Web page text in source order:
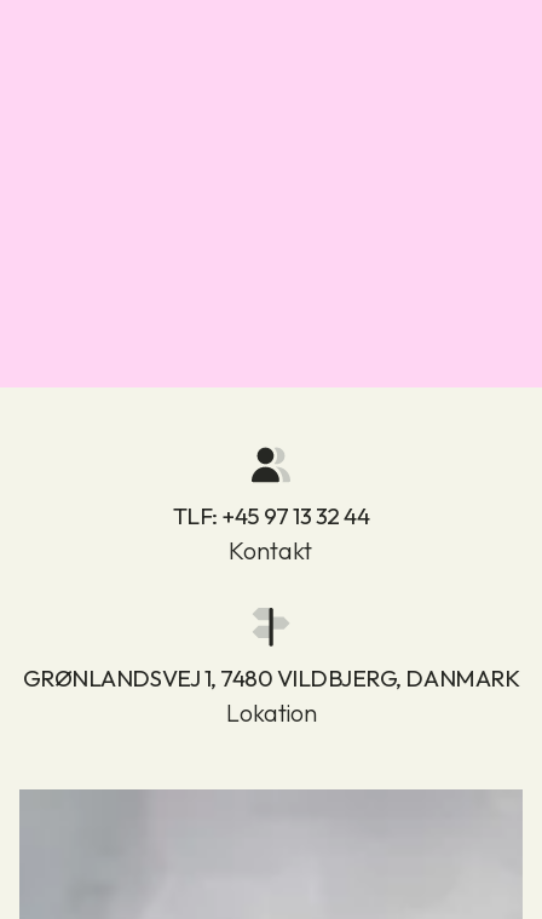
TLF: +45 97 13 32 44
Kontakt
GRØNLANDSVEJ 1, 7480 VILDBJERG, DANMARK
Lokation